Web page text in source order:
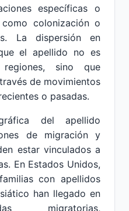
específicas o
colonización o
La dispersión en
el apellido no es
sino que
de movimientos
o pasadas.
del apellido
de migración y
estar vinculados a
En Estados Unidos,
con apellidos
han llegado en
migratorias,